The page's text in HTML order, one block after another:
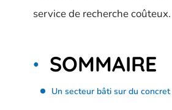
service de recherche coûteux.
SOMMAIRE
Un secteur bâti sur du concret